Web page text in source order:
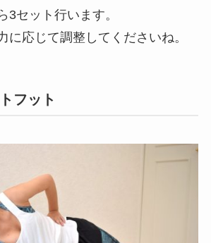
3セット行います。
に応じて調整してくださいね。
フット